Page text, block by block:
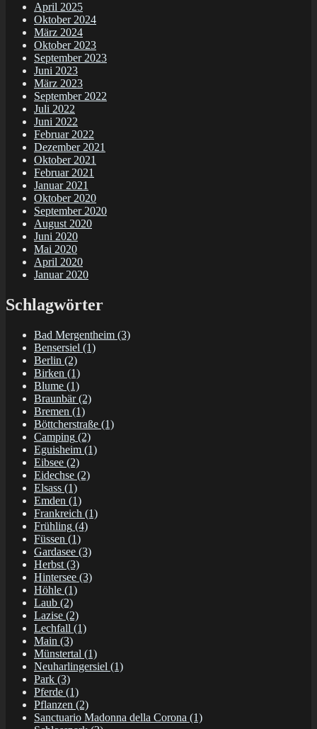
April 2025
Oktober 2024
März 2024
Oktober 2023
September 2023
Juni 2023
März 2023
September 2022
Juli 2022
Juni 2022
Februar 2022
Dezember 2021
Oktober 2021
Februar 2021
Januar 2021
Oktober 2020
September 2020
August 2020
Juni 2020
Mai 2020
April 2020
Januar 2020
Schlagwörter
Bad Mergentheim (3)
Bensersiel (1)
Berlin (2)
Birken (1)
Blume (1)
Braunbär(2)
Bremen (1)
Böttcherstraße (1)
Camping (2)
Eguisheim (1)
Eibsee (2)
Eidechse (2)
Elsass (1)
Emden (1)
Frankreich (1)
Frühling (4)
Füssen (1)
Gardasee (3)
Herbst (3)
Hintersee (3)
Höhle (1)
Laub (2)
Lazise (2)
Lechfall (1)
Main (3)
Münstertal (1)
Neuharlingersiel (1)
Park (3)
Pferde (1)
Pflanzen (2)
Sanctuario Madonna della Corona (1)